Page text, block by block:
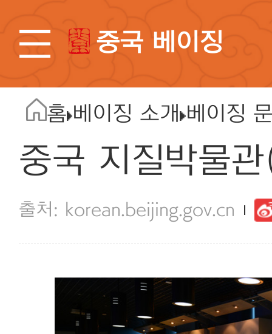
중국 베이징
홈 베이징 소개 베이징
중국 지질박물
korean.beijing.gov.cn